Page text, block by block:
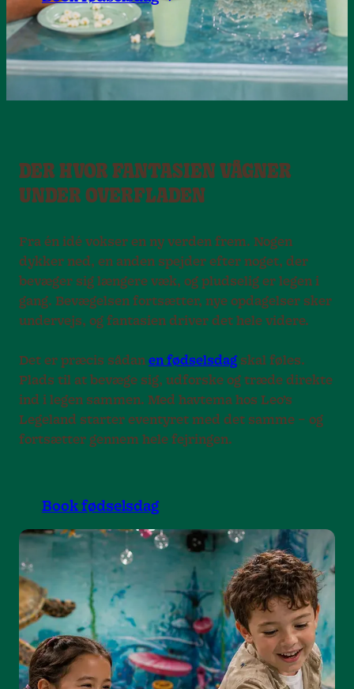
DER HVOR FANTASIEN VÅGNER
UNDER OVERFLADEN
Fra én idé vokser en ny verden frem. Nogen
dykker ned, en anden spejder efter noget, der
bevæger sig længere væk, og pludselig er legen i
gang. Bevægelsen fortsætter, nye opdagelser sker
undervejs, og fantasien driver det hele videre.
Det er præcis sådan en fødselsdag skal føles.
Plads til at bevæge sig, udforske og træde direkte
ind i legen sammen. Med havtema hos Leo’s
Legeland starter eventyret med det samme – og
fortsætter gennem hele fejringen.
Book fødselsdag